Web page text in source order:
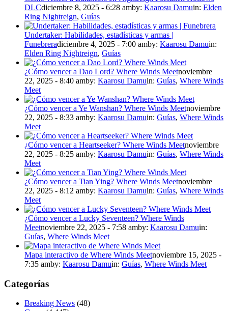
DLCdiciembre 8, 2025 - 6:28 amby: Kaarosu Damuin: Elden
Ring Nightreign, Guías
Undertaker: Habilidades, estadísticas y armas |
Funebreradiciembre 4, 2025 - 7:00 amby: Kaarosu Damuin:
Elden Ring Nightreign, Guías
¿Cómo vencer a Dao Lord? Where Winds Meetnoviembre
22, 2025 - 8:40 amby: Kaarosu Damuin: Guías, Where Winds
Meet
¿Cómo vencer a Ye Wanshan? Where Winds Meetnoviembre
22, 2025 - 8:33 amby: Kaarosu Damuin: Guías, Where Winds
Meet
¿Cómo vencer a Heartseeker? Where Winds Meetnoviembre
22, 2025 - 8:25 amby: Kaarosu Damuin: Guías, Where Winds
Meet
¿Cómo vencer a Tian Ying? Where Winds Meetnoviembre
22, 2025 - 8:12 amby: Kaarosu Damuin: Guías, Where Winds
Meet
¿Cómo vencer a Lucky Seventeen? Where Winds
Meetnoviembre 22, 2025 - 7:58 amby: Kaarosu Damuin:
Guías, Where Winds Meet
Mapa interactivo de Where Winds Meetnoviembre 15, 2025 -
7:35 amby: Kaarosu Damuin: Guías, Where Winds Meet
Categorías
Breaking News (48)